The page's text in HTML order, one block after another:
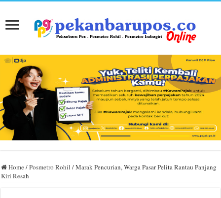
Home /Posmetro Rohil /Marak Pencurian, Warga Pasar Pelita Rantau Panjang
Kiri Resah